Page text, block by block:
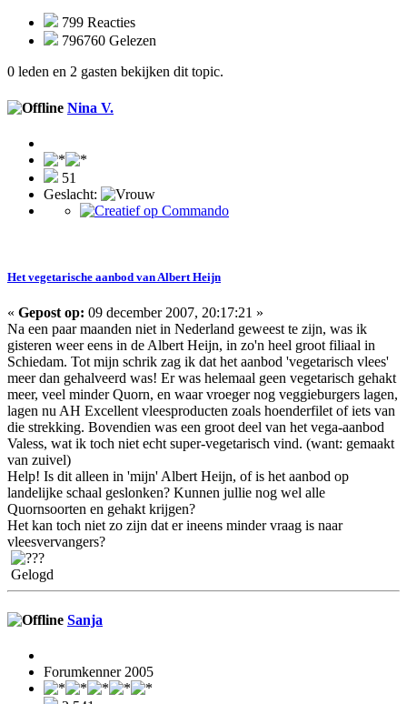
799 Reacties
796760 Gelezen
0 leden en 2 gasten bekijken dit topic.
Nina V.
51
Geslacht:
Het vegetarische aanbod van Albert Heijn
« Gepost op: 09 december 2007, 20:17:21 »
Na een paar maanden niet in Nederland geweest te zijn, was ik
gisteren weer eens in de Albert Heijn, in zo'n heel groot filiaal in
Schiedam. Tot mijn schrik zag ik dat het aanbod 'vegetarisch vlees'
meer dan gehalveerd was! Er was helemaal geen vegetarisch gehakt
meer, veel minder Quorn, en waar vroeger nog veggieburgers lagen,
lagen nu AH Excellent vleesproducten zoals hoenderfilet of iets van
die strekking. Bovendien was een groot deel van het vega-aanbod
Valess, wat ik toch niet echt super-vegetarisch vind. (want: gemaakt
van zuivel)
Help! Is dit alleen in 'mijn' Albert Heijn, of is het aanbod op
landelijke schaal geslonken? Kunnen jullie nog wel alle
Quornsoorten en gehakt krijgen?
Het kan toch niet zo zijn dat er ineens minder vraag is naar
vleesvervangers?
Gelogd
Sanja
Forumkenner 2005